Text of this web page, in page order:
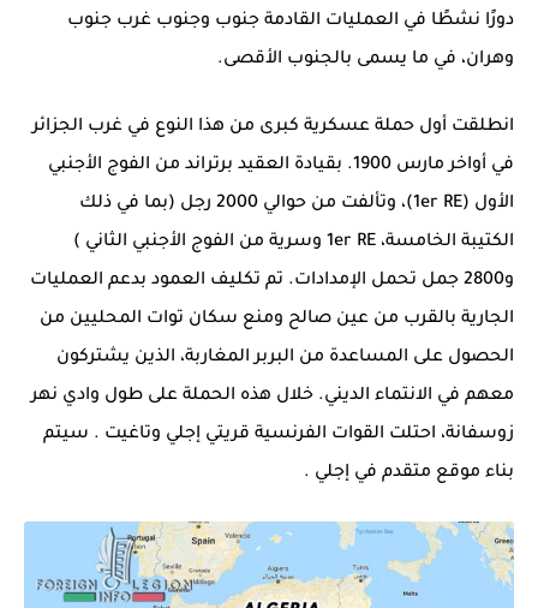
دورًا نشطًا في العمليات القادمة جنوب وجنوب غرب جنوب
وهران، في ما يسمى بالجنوب الأقصى.
انطلقت أول حملة عسكرية كبرى من هذا النوع في غرب الجزائر
في أواخر مارس 1900. بقيادة العقيد
برتراند من الفوج الأجنبي
الأول
(1er RE)، وتألفت من حوالي 2000 رجل (بما في ذلك
الكتيبة الخامسة، 1er RE وسرية من
الفوج الأجنبي الثاني )
و2800 جمل تحمل الإمدادات. تم تكليف العمود بدعم العمليات
الجارية بالقرب من عين صالح ومنع سكان توات المحليين من
الحصول على المساعدة من البربر المغاربة، الذين يشتركون
معهم في الانتماء الديني. خلال هذه الحملة على طول وادي نهر
زوسفانة، احتلت القوات الفرنسية قريتي إجلي وتاغيت . سيتم
بناء موقع متقدم في إجلي .